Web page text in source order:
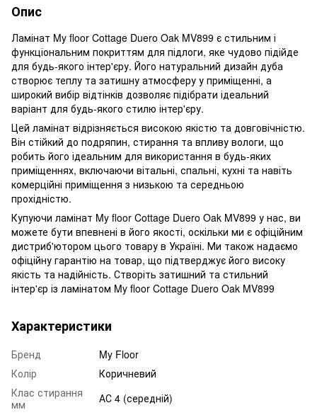
Опис
Ламінат My floor Cottage Duero Oak MV899 є стильним і
функціональним покриттям для підлоги, яке чудово підійде
для будь-якого інтер'єру. Його натуральний дизайн дуба
створює теплу та затишну атмосферу у приміщенні, а
широкий вибір відтінків дозволяє підібрати ідеальний
варіант для будь-якого стилю інтер'єру.
Цей ламінат відрізняється високою якістю та довговічністю.
Він стійкий до подряпин, стирання та впливу вологи, що
робить його ідеальним для використання в будь-яких
приміщеннях, включаючи вітальні, спальні, кухні та навіть
комерційні приміщення з низькою та середньою
прохідністю.
Купуючи ламінат My floor Cottage Duero Oak MV899 у нас, ви
можете бути впевнені в його якості, оскільки ми є офіційним
дистриб'ютором цього товару в Україні. Ми також надаємо
офіційну гарантію на товар, що підтверджує його високу
якість та надійність. Створіть затишний та стильний
інтер'єр із ламінатом My floor Cottage Duero Oak MV899
Характеристики
Бренд
My Floor
Колір
Коричневий
Клас стирання
мм
АС 4 (середній)